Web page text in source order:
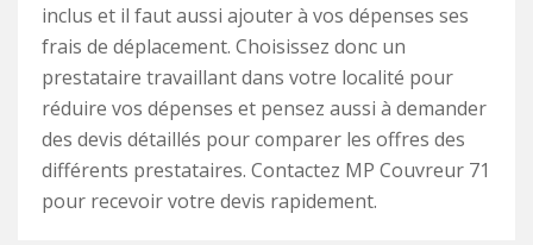
inclus et il faut aussi ajouter à vos dépenses ses
frais de déplacement. Choisissez donc un
prestataire travaillant dans votre localité pour
réduire vos dépenses et pensez aussi à demander
des devis détaillés pour comparer les offres des
différents prestataires. Contactez MP Couvreur 71
pour recevoir votre devis rapidement.